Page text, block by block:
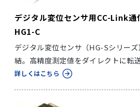
デジタル変位センサ用CC-Link
HG1-C
デジタル変位センサ（HG-Sシリー
結。高精度測定値をダイレクトに転
詳しくはこちら